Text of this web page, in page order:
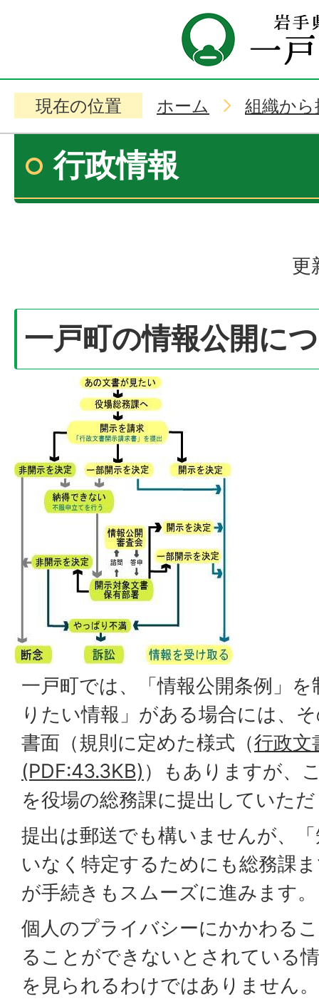
現在の位置 ホーム 組織か
行政情報
更
一戸町の情報公開に
一戸町では、「情報公開条例」
りたい情報」がある場合には、
書面（規則に定めた様式（行政文
(PDF:43.3KB) ）もありますが、
を役場の総務課に提出していた
提出は郵送でも構いませんが、
いなく特定するためにも総務課
が手続きもスムーズに進みます。
個人のプライバシーにかかわる
ることができないとされている
を見られるわけではありません。